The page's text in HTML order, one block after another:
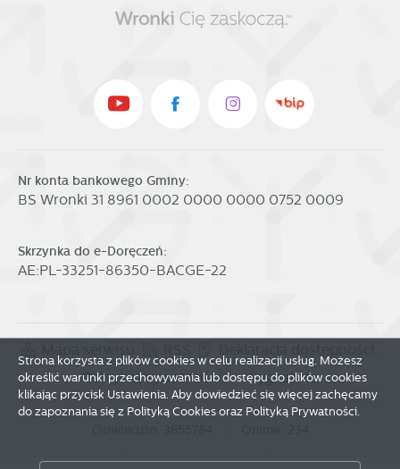
Nr konta bankowego Gminy:
BS Wronki 31 8961 0002 0000 0000 0752 0009
Skrzynka do e-Doręczeń:
AE:PL-33251-86350-BACGE-22
Polityka prywatności
Sygnalista
Strona korzysta z plików cookies w celu realizacji usług. Możesz
określić warunki przechowywania lub dostępu do plików cookies
klikając przycisk Ustawienia. Aby dowiedzieć się więcej zachęcamy
do zapoznania się z Polityką Cookies oraz Polityką Prywatności.